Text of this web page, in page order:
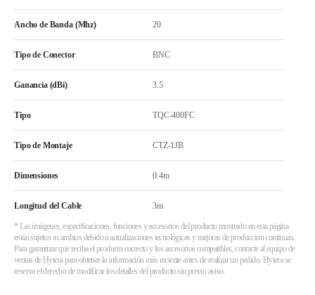
Ancho de Banda (Mhz) 20
Tipo de Conector BNC
Ganancia (dBi) 3.5
Tipo TQC-400FC
Tipo de Montaje CTZ-1JB
Dimensiones 0.4m
Longitud del Cable 3m
* Las imágenes, especificaciones, funciones y accesorios del producto mostrado en esta página
están sujetos a cambios debido a actualizaciones tecnológicas y mejoras de producción continuas.
Para garantizar que reciba el producto correcto y los accesorios compatibles, contacte al equipo de
ventas de Hytera para obtener la información más reciente antes de realizar un pedido. Hytera se
reserva el derecho de modificar los detalles del producto sin previo aviso.